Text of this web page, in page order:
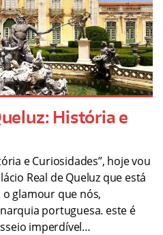
História e
e Curiosidades”, hoje vou
Real de Queluz que está
glamour que nós,
portuguesa. este é
imperdível…